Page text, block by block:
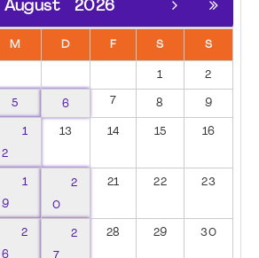
August 2026
M D F S S
1 2
5 6 7 8 9
1
2
13 14 15 16
1
9
2
0
21 22 23
2
6
2
7
28 29 30